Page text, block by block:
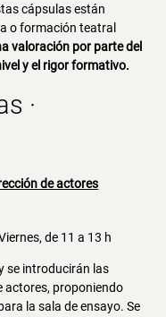
cápsulas están
o formación teatral
valoración por parte del
y el rigor formativo.
·
de actores
de 11 a 13 h
se introducirán las
actores, proponiendo
la sala de ensayo. Se